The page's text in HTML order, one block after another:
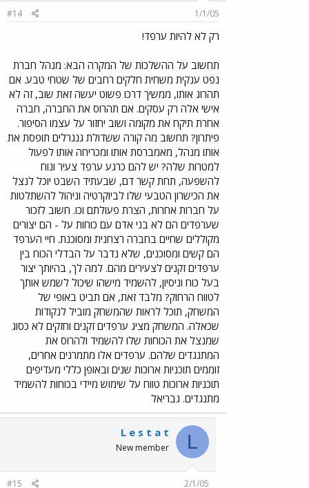
1/1/05
#14
רק לא להיות ערפד!
תחשוב על ההשלכות של המקרה הבא: מנהל חברת
נפט ענקית משחית חלקים רחבים של שטחי טבע. אם
תהרוג אותו, ממשיך דרכו פשוט יעשה זאת שוב, זה לא
אישי אלה רק עסקים. אם תהרוס את החברה, חברה
אחרת תיקח את מקומה ושוב יחזור על עצמו הסיפור.
פיתרון? תחשוב מה קורה ששדולת גנגרלים תופסת את
אותו מנהל, מאמברסת אותו ומכריחה אותו לפעול
למטרות שלה? יש להם כרגע ערפד צעיר ונוח
להשפעה, תחת קשר דם, שבעתיד השבט יוכל לנצל
את הכישרון הטבעי שלו לביוקרטיה וניהול להשתלטות
על חברות אחרות, הצרת פעולתם וכו. חשוב לזכור
שערפדים הם לא בני אדם עם כוחות על - הם יצורים
מקוללים שחיים בחברה רצחנית ומסוכנת. חיי הערפד
הם קשים ומסוכנים, שלא נדבר על הבדלי הכוח בין
ערפדים זקנים לצעירים מהם. למה לך, בהיותך יצור
בעל כוח וניסיון, להשמיד מישהו שיכול לשמש אותך
לטווח הרחוק? מלבד זאת, אם תביט באופי של
המשחק, תוכל לראות שהמשחק מוביל לנקודות
שכאלה. המשחק מציג ערפדים זקנים וחזקים לא כסוג
שמנצל את הכוחות שלו להשמיד ולהרוס את
המתנגדים שלהם. ערפדים אלו מתמרנים אחרים,
זוממים תוכניות ארוכות שנים ובאופן כללי מעדיפים
תוכניות ארוכות טווח על שימוש מיידי בכוחות להשמיד
מתנגדים. גבריאל
L
L e s t a t
New member
2/1/05
#15